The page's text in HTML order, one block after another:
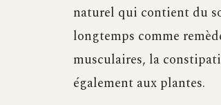
naturel qui contient du
longtemps comme
musculaires, la
également aux plantes.